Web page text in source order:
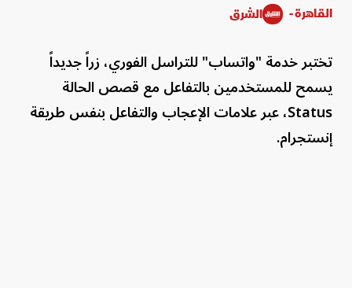
القاهرة - الشرق
تختبر خدمة "واتساب" للتراسل الفوري، زراً جديداً
يسمح للمستخدمين بالتفاعل مع قصص الحالة
Status، عبر علامات الإعجاب والتفاعل بنفس طريقة
إنستجرام.